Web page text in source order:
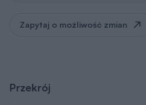
Zapytaj o możliwość zmian
Przekrój